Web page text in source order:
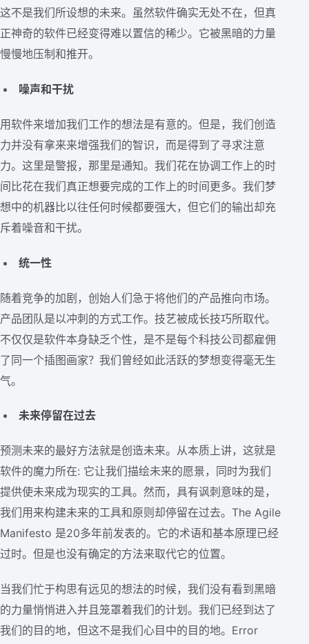
这不是我们所设想的未来。虽然软件确实无处不在，但真
正神奇的软件已经变得难以置信的稀少。它被黑暗的力量
慢慢地压制和推开。
噪声和干扰
用软件来增加我们工作的想法是有意的。但是，我们创造
力并没有拿来来增强我们的智识，而是得到了寻求注意
力。这里是警报，那里是通知。我们花在协调工作上的时
间比花在我们真正想要完成的工作上的时间更多。我们梦
想中的机器比以往任何时候都要强大，但它们的输出却充
斥着噪音和干扰。
统一性
随着竞争的加剧，创始人们急于将他们的产品推向市场。
产品团队是以冲刺的方式工作。技艺被成长技巧所取代。
不仅仅是软件本身缺乏个性，是不是每个科技公司都雇佣
了同一个插图画家？我们曾经如此活跃的梦想变得毫无生
气。
未来停留在过去
预测未来的最好方法就是创造未来。从本质上讲，这就是
软件的魔力所在: 它让我们描绘未来的愿景，同时为我们
提供使未来成为现实的工具。然而，具有讽刺意味的是，
我们用来构建未来的工具和原则却停留在过去。The Agile
Manifesto 是20多年前发表的。它的术语和基本原理已经
过时。但是也没有确定的方法来取代它的位置。
当我们忙于构思有远见的想法的时候，我们没有看到黑暗
的力量悄悄进入并且笼罩着我们的计划。我们已经到达了
我们的目的地，但这不是我们心目中的目的地。Error